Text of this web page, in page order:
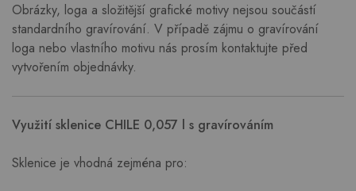
Obrázky, loga a složitější grafické motivy nejsou součástí
standardního gravírování. V případě zájmu o gravírování
loga nebo vlastního motivu nás prosím kontaktujte před
vytvořením objednávky.
Využití sklenice CHILE 0,057 l s gravírováním
Sklenice je vhodná zejména pro: